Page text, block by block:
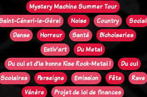
Mystery Machine Summer Tour
Céneri-le-Gérei
Noise Country
Social
Danse
Horreur Santé
Bichoiseries
Estiv'art
Du Metal
Du cul et d'la bonne Kise Rock-Metal !
Du cul
Scolaires
Perseigne Emission Fête
Rave
Vénère
Projet de loi de finances